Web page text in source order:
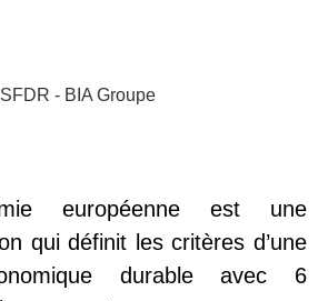
européenne est une
qui définit les critères d’une
durable avec 6